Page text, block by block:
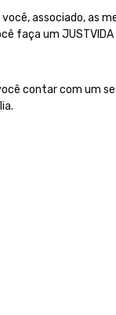
associado, as
faça um
contar com um